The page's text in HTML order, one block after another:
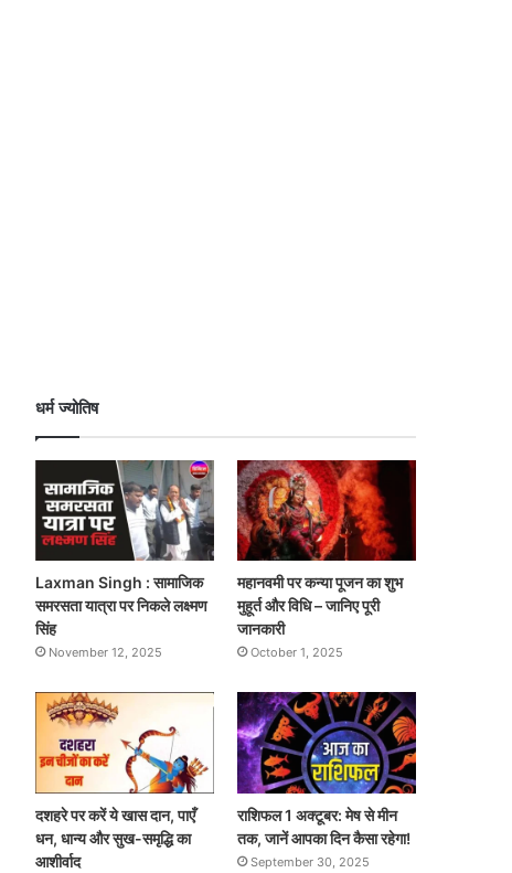
धर्म ज्योतिष
Laxman Singh : सामाजिक
समरसता यात्रा पर निकले लक्ष्मण
सिंह
November 12, 2025
महानवमी पर कन्या पूजन का शुभ
मुहूर्त और विधि – जानिए पूरी
जानकारी
October 1, 2025
दशहरे पर करें ये खास दान, पाएँ
धन, धान्य और सुख-समृद्धि का
आशीर्वाद
राशिफल 1 अक्टूबर: मेष से मीन
तक, जानें आपका दिन कैसा रहेगा!
September 30, 2025